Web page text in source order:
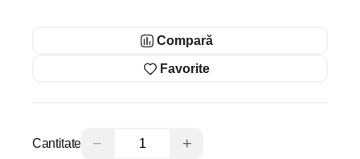
Compară
Favorite
Cantitate − +